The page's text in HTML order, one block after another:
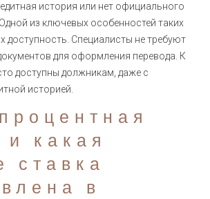
история или нет официального
из ключевых особенностей таких
доступность. Специалисты не требуют
для оформления перевода. К
доступны должникам, даже с
историей.
и какая
ставка
в